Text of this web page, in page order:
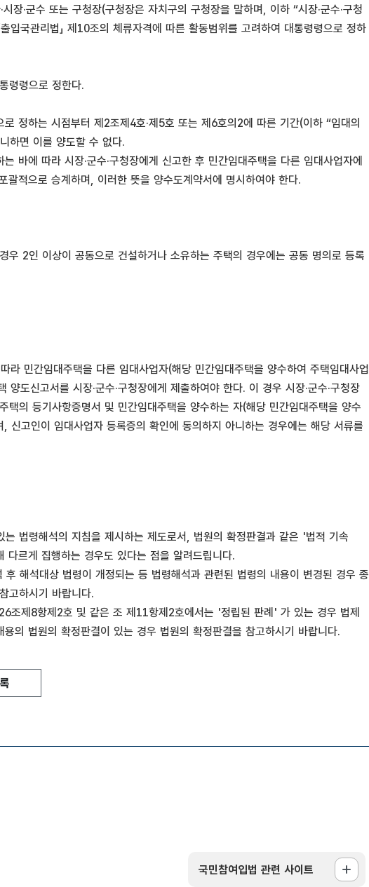
·군수 또는 구청장(구청장은 자치구의 구청장을 말하며, 이하 “시장·군수·구청
국관리법」 제10조의 체류자격에 따른 활동범위를 고려하여 대통령령으로 정하
령령으로 정한다.
정하는 시점부터 제2조제4호·제5호 또는 제6호의2에 따른 기간(이하 “임대의
하면 이를 양도할 수 없다.
바에 따라 시장·군수·구청장에게 신고한 후 민간임대주택을 다른 임대사업자에
적으로 승계하며, 이러한 뜻을 양수도계약서에 명시하여야 한다.
2인 이상이 공동으로 건설하거나 소유하는 주택의 경우에는 공동 명의로 등록
민간임대주택을 다른 임대사업자(해당 민간임대주택을 양수하여 주택임대사업
도신고서를 시장·군수·구청장에게 제출하여야 한다. 이 경우 시장·군수·구청장
택의 등기사항증명서 및 민간임대주택을 양수하는 자(해당 민간임대주택을 양수
고인이 임대사업자 등록증의 확인에 동의하지 아니하는 경우에는 해당 서류를
법령해석의 지침을 제시하는 제도로서, 법원의 확정판결과 같은 '법적 기속
르게 집행하는 경우도 있다는 점을 알려드립니다.
해석대상 법령이 개정되는 등 법령해석과 관련된 법령의 내용이 변경된 경우 종
고하시기 바랍니다.
26조제8항제2호 및 같은 조 제11항제2호에서는 '정립된 판례' 가 있는 경우 법제
의 법원의 확정판결이 있는 경우 법원의 확정판결을 참고하시기 바랍니다.
국민참여입법 관련 사이트